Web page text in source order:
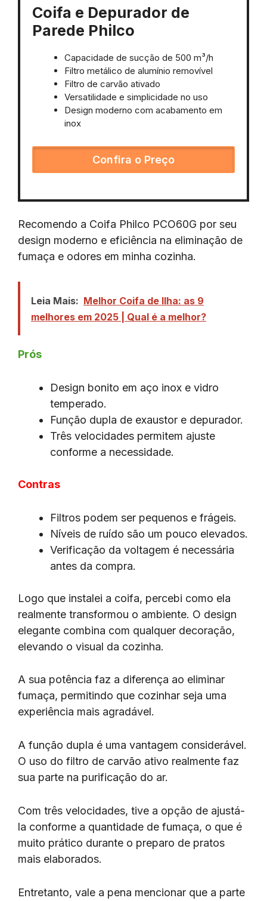
Coifa e Depurador de
Parede Philco
Capacidade de sucção de 500 m³/h
Filtro metálico de alumínio removível
Filtro de carvão ativado
Versatilidade e simplicidade no uso
Design moderno com acabamento em
inox
Confira o Preço
Recomendo a Coifa Philco PCO60G por seu
design moderno e eficiência na eliminação de
fumaça e odores em minha cozinha.
Leia Mais: Melhor Coifa de Ilha: as 9
melhores em 2025 | Qual é a melhor?
Prós
Design bonito em aço inox e vidro
temperado.
Função dupla de exaustor e depurador.
Três velocidades permitem ajuste
conforme a necessidade.
Contras
Filtros podem ser pequenos e frágeis.
Níveis de ruído são um pouco elevados.
Verificação da voltagem é necessária
antes da compra.
Logo que instalei a coifa, percebi como ela
realmente transformou o ambiente. O design
elegante combina com qualquer decoração,
elevando o visual da cozinha.
A sua potência faz a diferença ao eliminar
fumaça, permitindo que cozinhar seja uma
experiência mais agradável.
A função dupla é uma vantagem considerável.
O uso do filtro de carvão ativo realmente faz
sua parte na purificação do ar.
Com três velocidades, tive a opção de ajustá-
la conforme a quantidade de fumaça, o que é
muito prático durante o preparo de pratos
mais elaborados.
Entretanto, vale a pena mencionar que a parte